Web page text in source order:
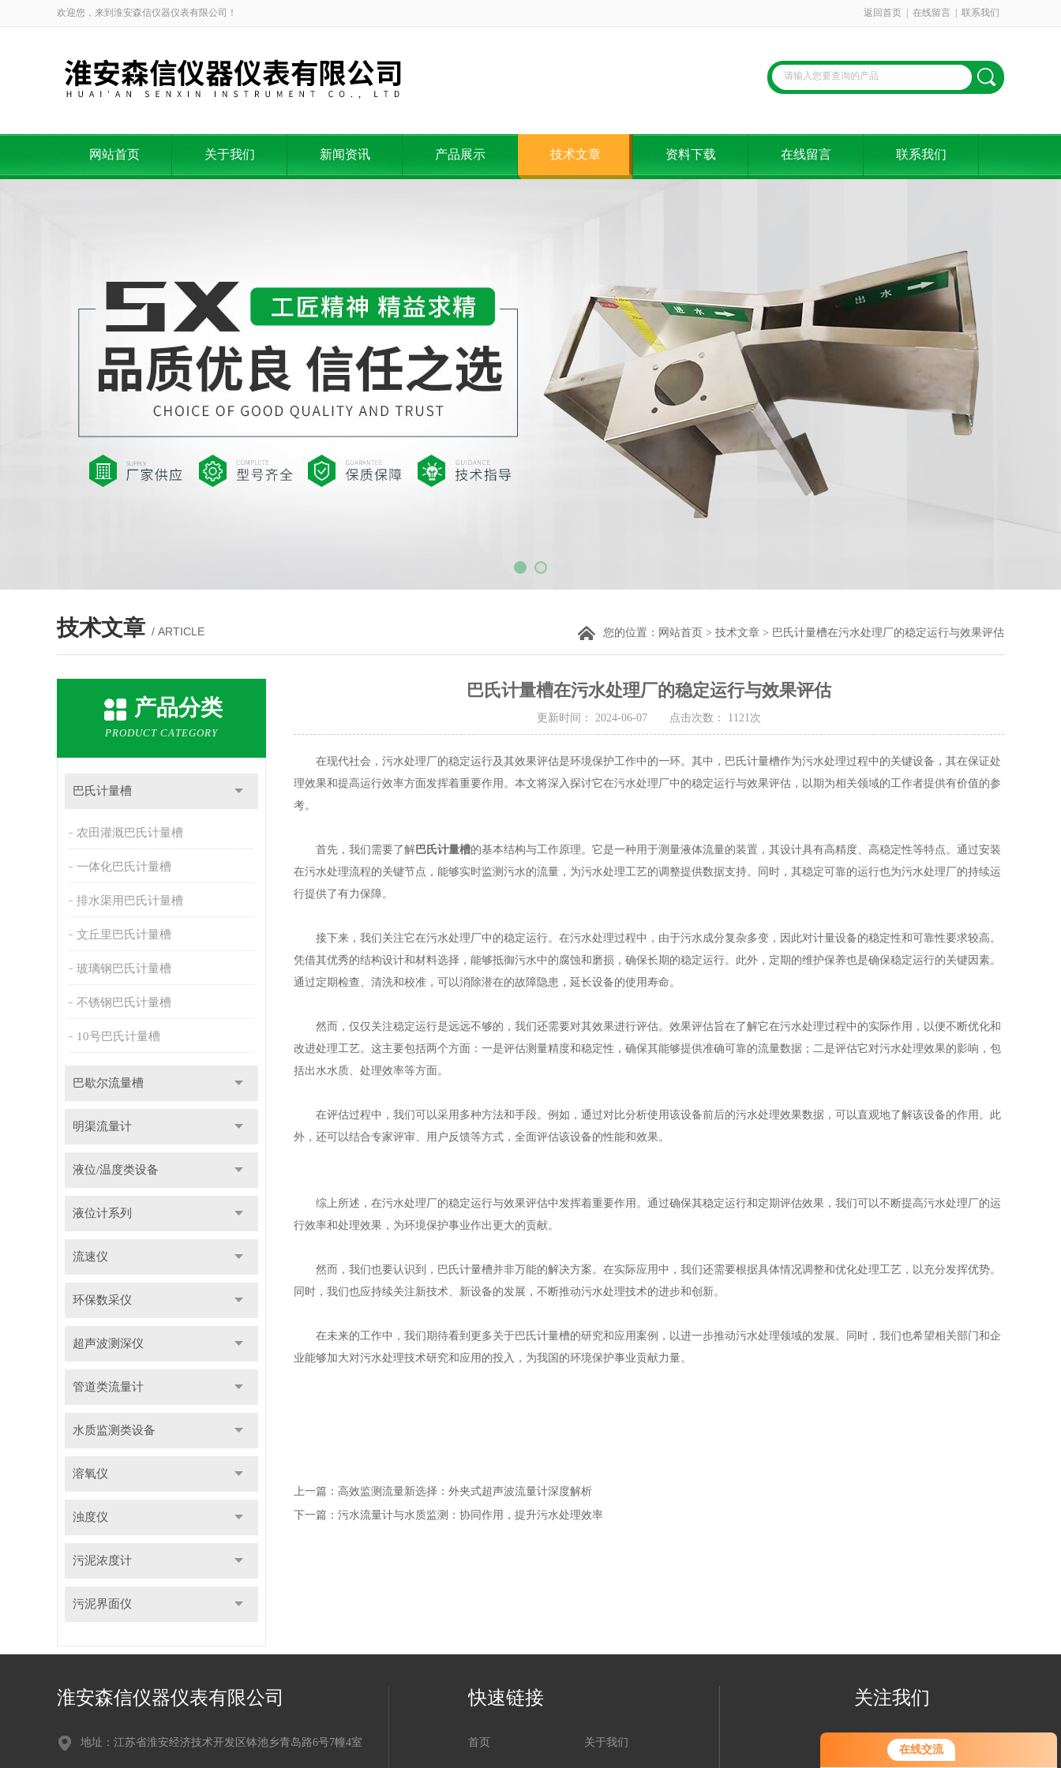
在线交流
欢迎您，来到淮安森信仪器仪表有限公司！ 返回首页 在线留言 联系我们
网站首页 关于我们 新闻资讯 产品展示 技术文章 资料下载 在线留言 联系我们
技术文章 / ARTICLE 您的位置： 网站首页 > 技术文章 > 巴氏计量槽在污水处理厂的稳定运行与效果评估
产品分类
PRODUCT CATEGORY
巴氏计量槽
农田灌溉巴氏计量槽
一体化巴氏计量槽
排水渠用巴氏计量槽
文丘里巴氏计量槽
玻璃钢巴氏计量槽
不锈钢巴氏计量槽
10号巴氏计量槽
巴歇尔流量槽
明渠流量计
液位/温度类设备
液位计系列
流速仪
环保数采仪
超声波测深仪
管道类流量计
水质监测类设备
溶氧仪
浊度仪
污泥浓度计
污泥界面仪
巴氏计量槽在污水处理厂的稳定运行与效果评估
更新时间： 2024-06-07 点击次数： 1121次
在现代社会，污水处理厂的稳定运行及其效果评估是环境保护工作中的一环。其中，巴氏计量槽作为污水处理过程中的关键设备，其在保证处
理效果和提高运行效率方面发挥着重要作用。本文将深入探讨它在污水处理厂中的稳定运行与效果评估，以期为相关领域的工作者提供有价值的参
考。
首先，我们需要了解 巴氏计量槽的基本结构与工作原理。它是一种用于测量液体流量的装置，其设计具有高精度、高稳定性等特点。通过安装
在污水处理流程的关键节点，能够实时监测污水的流量，为污水处理工艺的调整提供数据支持。同时，其稳定可靠的运行也为污水处理厂的持续运
行提供了有力保障。
接下来，我们关注它在污水处理厂中的稳定运行。在污水处理过程中，由于污水成分复杂多变，因此对计量设备的稳定性和可靠性要求较高。
凭借其优秀的结构设计和材料选择，能够抵御污水中的腐蚀和磨损，确保长期的稳定运行。此外，定期的维护保养也是确保稳定运行的关键因素。
通过定期检查、清洗和校准，可以消除潜在的故障隐患，延长设备的使用寿命。
然而，仅仅关注稳定运行是远远不够的，我们还需要对其效果进行评估。效果评估旨在了解它在污水处理过程中的实际作用，以便不断优化和
改进处理工艺。这主要包括两个方面：一是评估测量精度和稳定性，确保其能够提供准确可靠的流量数据；二是评估它对污水处理效果的影响，包
括出水水质、处理效率等方面。
在评估过程中，我们可以采用多种方法和手段。例如，通过对比分析使用该设备前后的污水处理效果数据，可以直观地了解该设备的作用。此
外，还可以结合专家评审、用户反馈等方式，全面评估该设备的性能和效果。
综上所述，在污水处理厂的稳定运行与效果评估中发挥着重要作用。通过确保其稳定运行和定期评估效果，我们可以不断提高污水处理厂的运
行效率和处理效果，为环境保护事业作出更大的贡献。
然而，我们也要认识到，巴氏计量槽并非万能的解决方案。在实际应用中，我们还需要根据具体情况调整和优化处理工艺，以充分发挥优势。
同时，我们也应持续关注新技术、新设备的发展，不断推动污水处理技术的进步和创新。
在未来的工作中，我们期待看到更多关于巴氏计量槽的研究和应用案例，以进一步推动污水处理领域的发展。同时，我们也希望相关部门和企
业能够加大对污水处理技术研究和应用的投入，为我国的环境保护事业贡献力量。
上一篇： 高效监测流量新选择：外夹式超声波流量计深度解析
下一篇： 污水流量计与水质监测：协同作用，提升污水处理效率
淮安森信仪器仪表有限公司
地址：江苏省淮安经济技术开发区钵池乡青岛路6号7幢4室
快速链接
首页 关于我们
关注我们